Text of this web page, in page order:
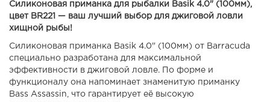
Силиконовая приманка для рыбалки Basik 4.0" (100мм),
цвет BR221 — ваш лучший выбор для джиговой ловли
хищной рыбы!
Силиконовая приманка Basik 4.0" (100мм) от Barracuda
специально разработана для максимальной
эффективности в джиговой ловле. По форме и
функционалу она напоминает знаменитую приманку
Bass Assassin, что гарантирует её высокую